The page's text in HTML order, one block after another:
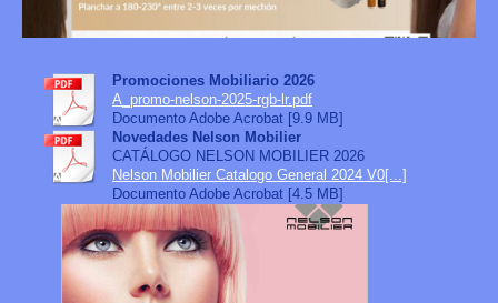
Promociones Mobiliario 2026
A_promo-nelson-2025-rgb-lr.pdf
Documento Adobe Acrobat [9.9 MB]
Novedades Nelson Mobilier
CATÁLOGO NELSON MOBILIER 2026
Nelson Mobilier Catalogo General 2024 V0[...]
Documento Adobe Acrobat [4.5 MB]